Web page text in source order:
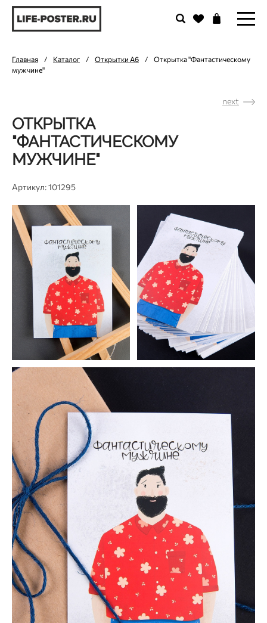
Главная / Каталог / Открытки А6 /
Открытка "Фантастическому
мужчине"
next
ОТКРЫТКА
"ФАНТАСТИЧЕСКОМУ
МУЖЧИНЕ"
Артикул: 101295